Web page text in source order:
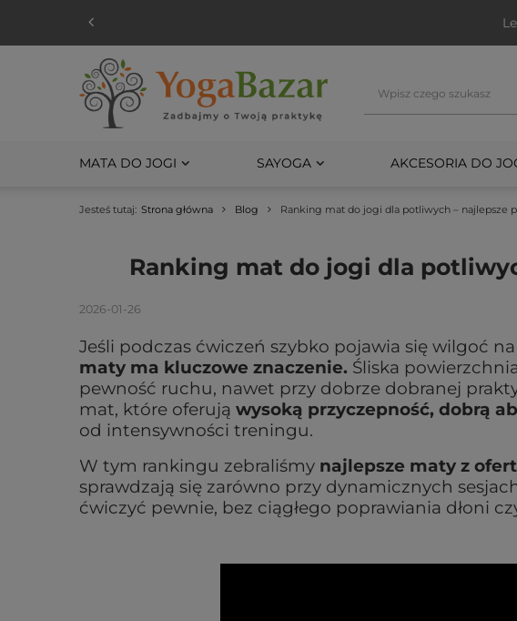
MATA DO JOGI SAYOGA AKCESORIA DO
Jesteś tutaj: Strona główna Blog Ranking mat do jogi dla potliwych – najlepsze
Ranking mat do jogi dla
2026-01-26
Jeśli podczas ćwiczeń szybko pojawia się wilgoć
maty ma kluczowe znaczenie. Śliska
pewność ruchu, nawet przy dobrze dobranej
mat, które oferują wysoką przyczepność, dobrą
od intensywności treningu.
W tym rankingu zebraliśmy najlepsze maty z
sprawdzają się zarówno przy dynamicznych
ćwiczyć pewnie, bez ciągłego poprawiania dłoni